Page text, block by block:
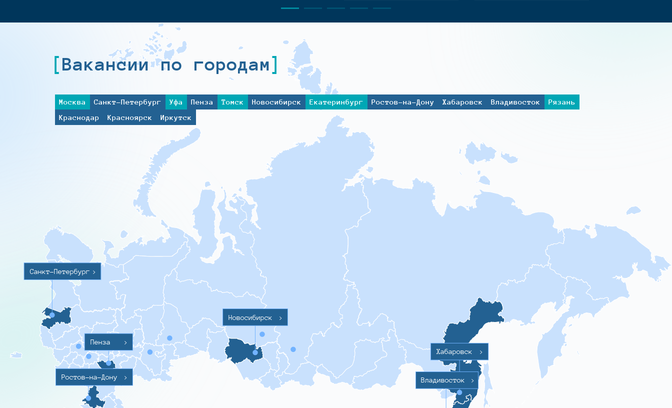
Вакансии по городам
Москва Санкт-Петербург Уфа Пенза Томск Новосибирск Екатеринбург Ростов-на-Дону Хабаровск Владивосток
Рязань
Краснодар
Красноярск Иркутск
Санкт-Петербург >
Ростов-на-Дону >
Пенза >
Новосибирск >
Хабаровск >
Владивосток >